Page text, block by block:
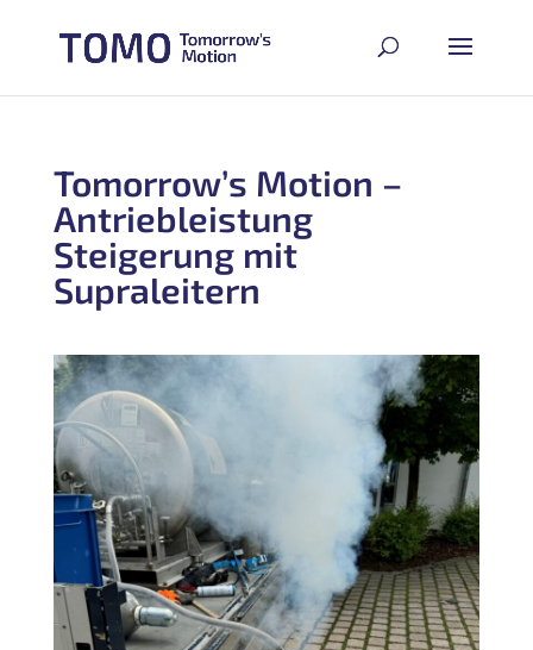
Tomorrow’s Motion –
Antriebleistung
Steigerung mit
Supraleitern